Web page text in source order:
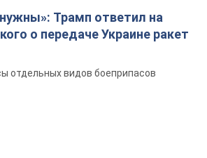
Трамп ответил на
о передаче Украине ракет
отдельных видов боеприпасов